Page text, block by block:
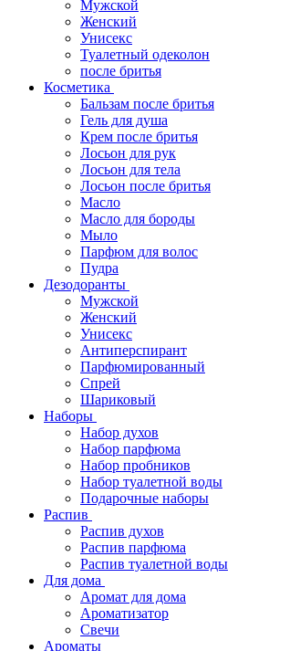
Мужской
Женский
Унисекс
Туалетный одеколон
после бритья
Косметика
Бальзам после бритья
Гель для душа
Крем после бритья
Лосьон для рук
Лосьон для тела
Лосьон после бритья
Масло
Масло для бороды
Мыло
Парфюм для волос
Пудра
Дезодоранты
Мужской
Женский
Унисекс
Антиперспирант
Парфюмированный
Спрей
Шариковый
Наборы
Набор духов
Набор парфюма
Набор пробников
Набор туалетной воды
Подарочные наборы
Распив
Распив духов
Распив парфюма
Распив туалетной воды
Для дома
Аромат для дома
Ароматизатор
Свечи
Ароматы